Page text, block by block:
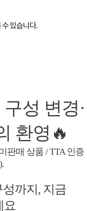
수 있습니다.
성 변경·
환영🔥
판매 상품 / TTA 인증
까지, 지금
요